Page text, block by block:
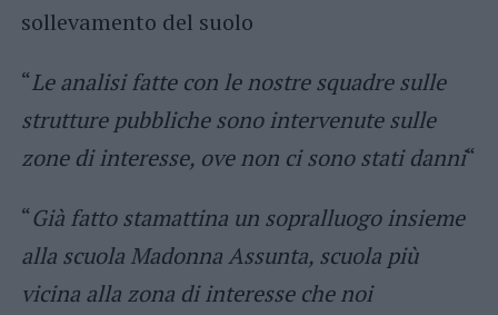
sollevamento del suolo
“Le analisi fatte con le nostre squadre sulle
strutture pubbliche sono intervenute sulle
zone di interesse, ove non ci sono stati danni“
“Già fatto stamattina un sopralluogo insieme
alla scuola Madonna Assunta, scuola più
vicina alla zona di interesse che noi